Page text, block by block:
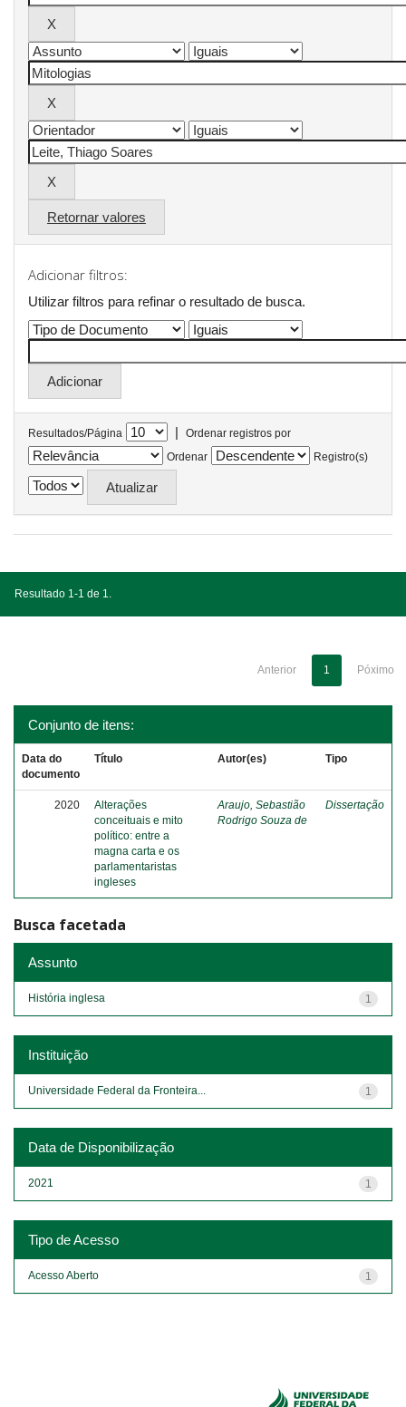
Retornar valores
Adicionar filtros:
Utilizar filtros para refinar o resultado de busca.
Resultados/Página |
Ordenar registros por
Ordenar
Registro(s)
Resultado 1-1 de 1.
Anterior 1 Póximo
Conjunto de itens:
Data do
documento
Título Autor(es) Tipo
2020
Alterações
conceituais e mito
político: entre a
magna carta e os
parlamentaristas
ingleses
Araujo, Sebastião
Rodrigo Souza de
Dissertação
Busca facetada
Assunto
1
História inglesa
Instituição
1
Universidade Federal da Fronteira...
Data de Disponibilização
1
2021
Tipo de Acesso
1
Acesso Aberto